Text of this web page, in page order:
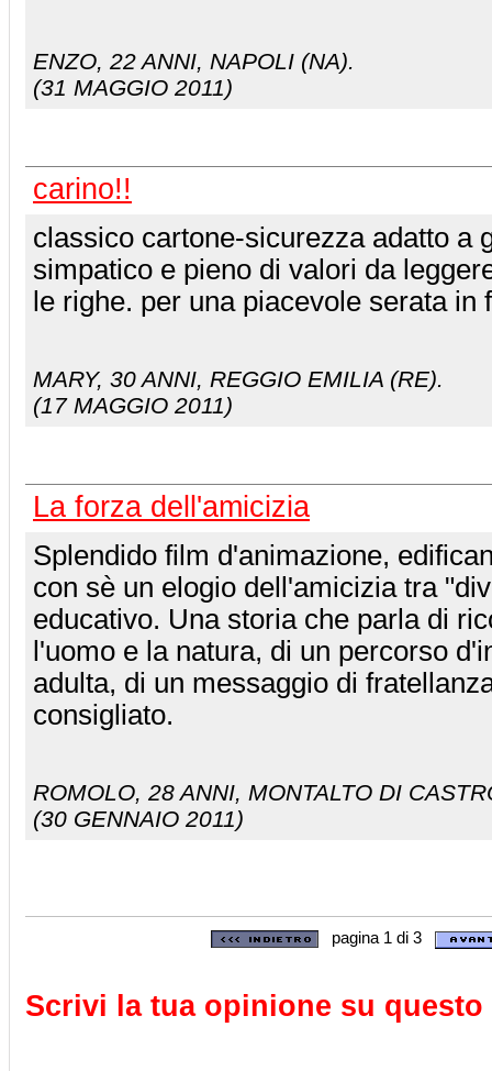
ENZO, 22 ANNI, NAPOLI (NA).
(31 MAGGIO 2011)
carino!!
classico cartone-sicurezza adatto a
simpatico e pieno di valori da
le righe. per una piacevole serata in
MARY, 30 ANNI, REGGIO EMILIA (RE).
(17 MAGGIO 2011)
La forza dell'amicizia
Splendido film d'animazione,
con sè un elogio dell'amicizia tra
educativo. Una storia che parla di
l'uomo e la natura, di un percorso
adulta, di un messaggio di
consigliato.
ROMOLO, 28 ANNI, MONTALTO DI
(30 GENNAIO 2011)
pagina 1 di 3
Scrivi la tua opinione su